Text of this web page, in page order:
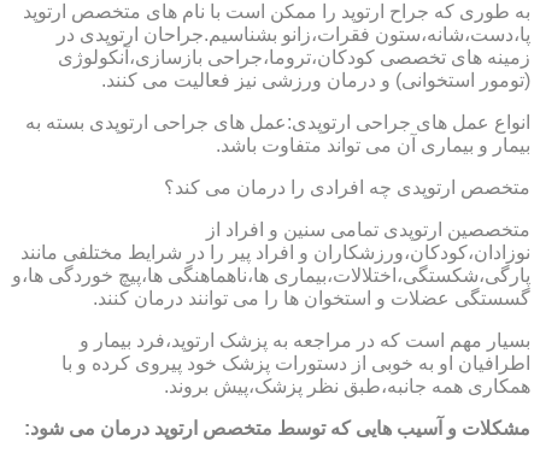
به طوری که جراح ارتوپد را ممکن است با نام های متخصص ارتوپد
پا،دست،شانه،ستون فقرات،زانو بشناسیم.جراحان ارتوپدی در
زمینه های تخصصی کودکان،تروما،جراحی بازسازی،آنکولوژی
(تومور استخوانی) و درمان ورزشی نیز فعالیت می کنند.
انواع عمل های جراحی ارتوپدی:عمل های جراحی ارتوپدی بسته به
بیمار و بیماری آن می تواند متفاوت باشد.
متخصص ارتوپدی چه افرادی را درمان می کند؟
متخصصین ارتوپدی تمامی سنین و افراد از
نوزادان،کودکان،ورزشکاران و افراد پیر را در شرایط مختلفی مانند
پارگی،شکستگی،اختلالات،بیماری ها،ناهماهنگی ها،پیچ خوردگی ها،و
گسستگی عضلات و استخوان ها را می توانند درمان کنند.
بسیار مهم است که در مراجعه به پزشک ارتوپد،فرد بیمار و
اطرافیان او به خوبی از دستورات پزشک خود پیروی کرده و با
همکاری همه جانبه،طبق نظر پزشک،پیش بروند.
مشکلات و آسیب هایی که توسط متخصص ارتوپد درمان می شود: